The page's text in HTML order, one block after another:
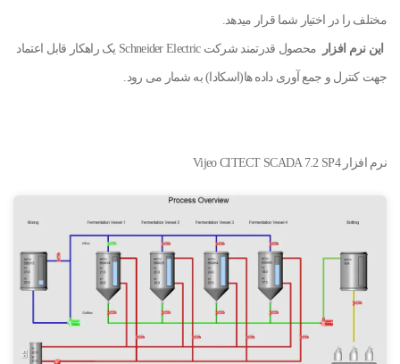
مختلف را در اختیار شما قرار میدهد.
این نرم افزار محصول قدرتمند شرکت Schneider Electric یک راهکار قابل اعتماد
جهت کنترل و جمع آوری داده ها(اسکادا) به شمار می رود.
نرم افزار Vijeo CITECT SCADA 7.2 SP4